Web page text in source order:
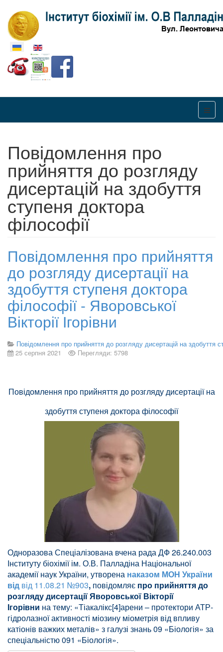
Оберіть свою мову
Повідомлення про
прийняття до розгляду
дисертацій на здобуття
ступеня доктора
філософії
Повідомлення про прийняття
до розгляду дисертації на
здобуття ступеня доктора
філософії - Яворовської
Вікторії Ігорівни
Повідомлення про прийняття до розгляду дисертацій на здобуття
25 серпня 2021
Перегляди: 5798
Повідомлення про прийняття до розгляду дисертації на
здобуття ступеня доктора філософії
Одноразова Спеціалізована вчена рада ДФ 26.240.003
Інституту біохімії ім. О.В. Палладіна Національної
академії наук України, утворена наказом МОН України
від від 11.08.21 №903, повідомляє про прийняття до
розгляду дисертації Яворовської Вікторії
Ігорівни на тему: ​​«Тіакалікс[4]арени – протектори АТР-
гідролазної активності міозину міометрія від впливу
катіонів важких металів» з галузі знань 09 «Біологія» за
спеціальністю 091 «Біологія».